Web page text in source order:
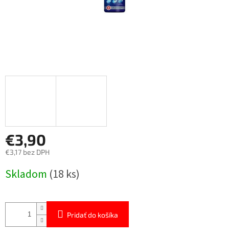
€3,90
€3,17 bez DPH
cena:
Skladom (18 ks)
Pridať do košíka